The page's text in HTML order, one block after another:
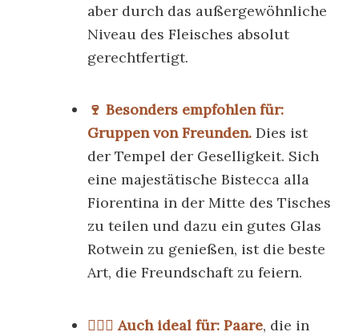
aber durch das außergewöhnliche
Niveau des Fleisches absolut
gerechtfertigt.
🍷 Besonders empfohlen für:
Gruppen von Freunden.Dies ist
der Tempel der Geselligkeit. Sich
eine majestätische Bistecca alla
Fiorentinain der Mitte des Tisches
zu teilen und dazu ein gutes Glas
Rotwein zu genießen, ist die beste
Art, die Freundschaft zu feiern.
👩‍❤️‍👨 Auch ideal für: Paare, die in